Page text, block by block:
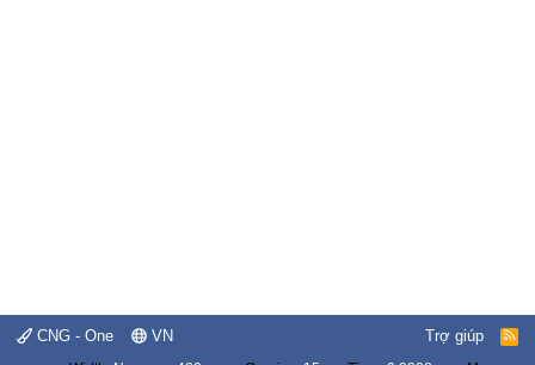
CNG - One VN Trợ giúp
R